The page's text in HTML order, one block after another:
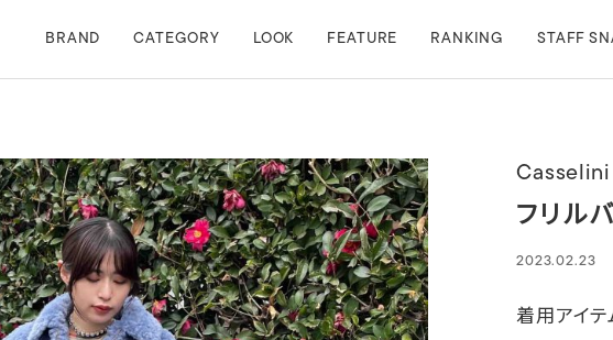
BRAND CATEGORY LOOK FEATURE RANKING STAFF
Casselini
フリル
2023.02.23
着用アイテ